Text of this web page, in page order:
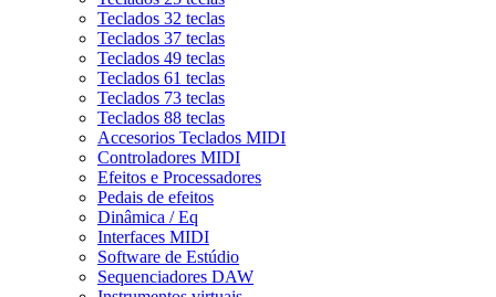
Teclados 32 teclas
Teclados 37 teclas
Teclados 49 teclas
Teclados 61 teclas
Teclados 73 teclas
Teclados 88 teclas
Accesorios Teclados MIDI
Controladores MIDI
Efeitos e Processadores
Pedais de efeitos
Dinâmica / Eq
Interfaces MIDI
Software de Estúdio
Sequenciadores DAW